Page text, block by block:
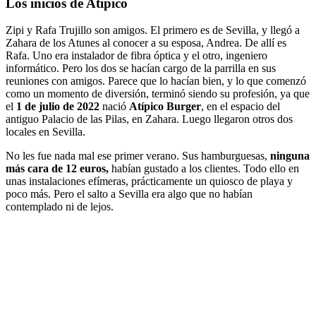
Zipi y Rafa Trujillo son amigos. El primero es de Sevilla, y llegó a
Zahara de los Atunes al conocer a su esposa, Andrea. De allí es
Rafa. Uno era instalador de fibra óptica y el otro, ingeniero
informático. Pero los dos se hacían cargo de la parrilla en sus
reuniones con amigos. Parece que lo hacían bien, y lo que comenzó
como un momento de diversión, terminó siendo su profesión, ya que
el 1 de julio de 2022 nació Atípico Burger, en el espacio del
antiguo Palacio de las Pilas, en Zahara. Luego llegaron otros dos
locales en Sevilla.
No les fue nada mal ese primer verano. Sus hamburguesas, ninguna
más cara de 12 euros, habían gustado a los clientes. Todo ello en
unas instalaciones efímeras, prácticamente un quiosco de playa y
poco más. Pero el salto a Sevilla era algo que no habían
contemplado ni de lejos.